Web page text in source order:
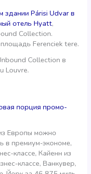
Párisi Udvar в
отель Hyatt,
Collection.
Ferenciek tere.
Collection в
Louvre.
порция промо-
Европы можно
в премиум-экономе,
классе, Кайенн из
классе, Ванкувер,